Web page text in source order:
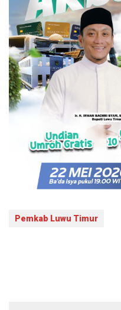
Pemkab Luwu Timur